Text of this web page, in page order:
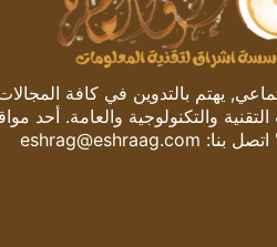
يهتم بالتدوين في كافة المجالات
والتكنولوجية والعامة. أحد
بنا: eshrag@eshraag.com